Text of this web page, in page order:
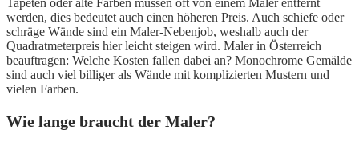
Tapeten oder alte Farben müssen oft von einem Maler entfernt
werden, dies bedeutet auch einen höheren Preis. Auch schiefe oder
schräge Wände sind ein Maler-Nebenjob, weshalb auch der
Quadratmeterpreis hier leicht steigen wird. Maler in Österreich
beauftragen: Welche Kosten fallen dabei an? Monochrome Gemälde
sind auch viel billiger als Wände mit komplizierten Mustern und
vielen Farben.
Wie lange braucht der Maler?